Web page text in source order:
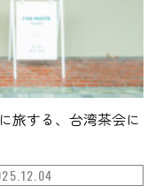
旅する、台湾茶会に